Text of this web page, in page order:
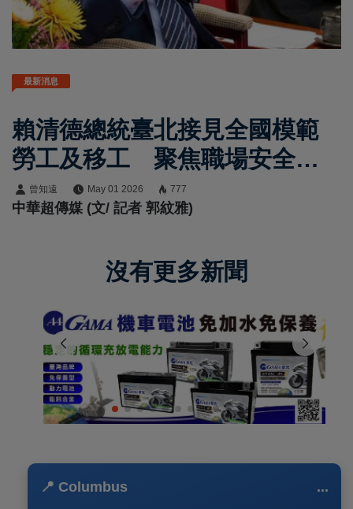
最新消息
賴清德總統臺北接見全國模範
勞工及移工 聚焦職場安全與
勞動尊嚴政策方向
曾知遠 May 01 2026 777
中華超傳媒 (文/ 記者 郭紋雅)
沒有更多新聞
📍 Columbus ...